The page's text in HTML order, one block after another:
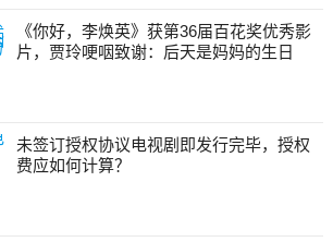
《你好，李焕英》获第36届百花奖优秀影
片，贾玲哽咽致谢：后天是妈妈的生日
未签订授权协议电视剧即发行完毕，授权
费应如何计算？